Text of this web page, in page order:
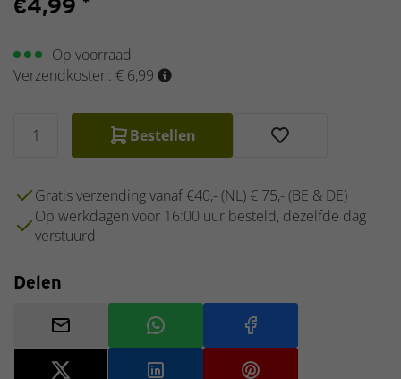
€4,99
Op voorraad
Verzendkosten: € 6,99
Bestellen
Gratis verzending vanaf €40,- (NL) € 75,- (BE & DE)
Op werkdagen voor 16:00 uur besteld, dezelfde dag
verstuurd
Delen